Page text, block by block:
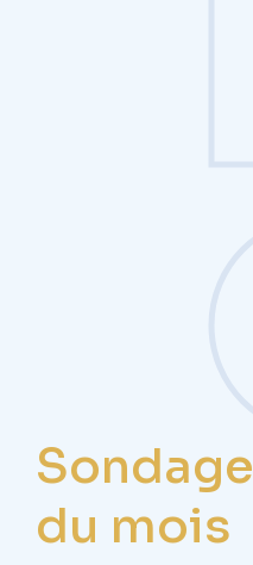
Sondage
du mois